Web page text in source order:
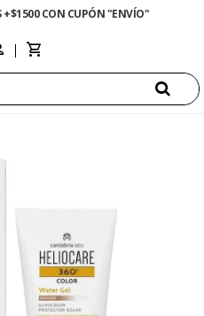
+$1500 CON CUPÓN "ENVÍO"